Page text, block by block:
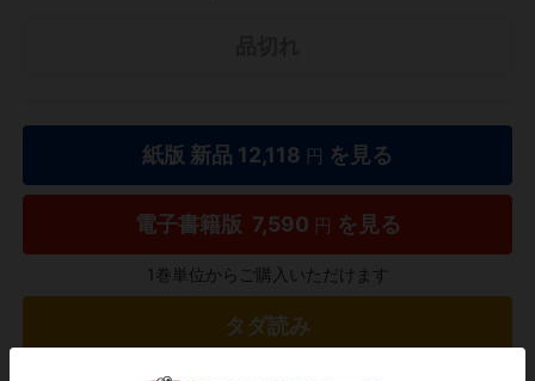
紙版 新品 12,118 円 を見る
電子書籍版 7,590 円 を見る
1巻単位からご購入いただけます
タダ読み